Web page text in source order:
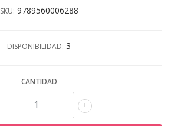
SKU: 9789560006288
DISPONIBILIDAD: 3
CANTIDAD
+